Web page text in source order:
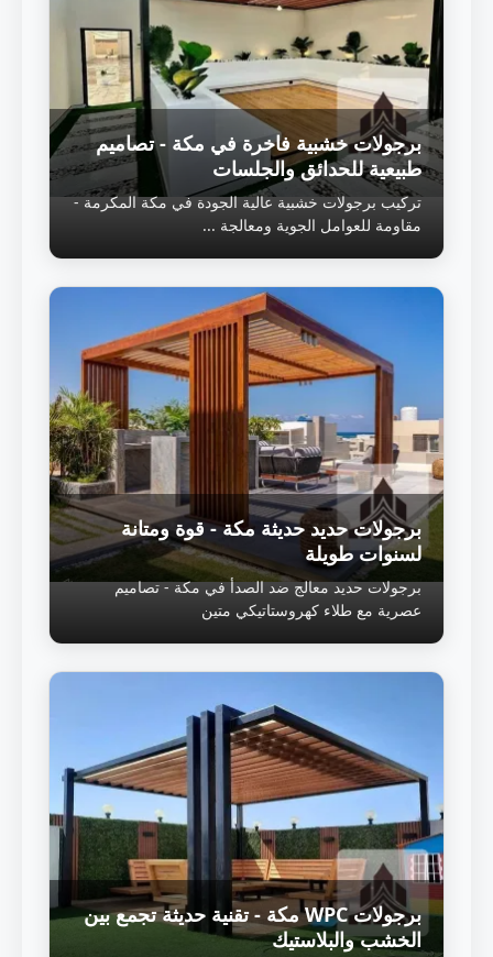
برجولات خشبية فاخرة في مكة - تصاميم
طبيعية للحدائق والجلسات
تركيب برجولات خشبية عالية الجودة في مكة المكرمة -
مقاومة للعوامل الجوية ومعالجة ...
برجولات حديد حديثة مكة - قوة ومتانة
لسنوات طويلة
برجولات حديد معالج ضد الصدأ في مكة - تصاميم
عصرية مع طلاء كهروستاتيكي متين
برجولات WPC مكة - تقنية حديثة تجمع بين
الخشب والبلاستيك